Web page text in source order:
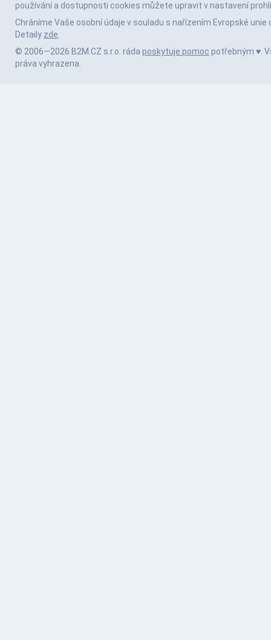
používání a dostupnosti cookies můžete upravit v nastavení
Chráníme Vaše osobní údaje v souladu s nařízením Evropské unie
Detaily zde.
© 2006—2026 B2M.CZ s.r.o. ráda poskytuje pomoc potřebným ♥️.
práva vyhrazena.